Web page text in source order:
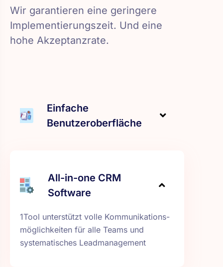
Wir garantieren eine geringere
Implementierungszeit. Und eine
hohe Akzeptanzrate.
Einfache
Benutzeroberfläche
All-in-one CRM
Software
1Tool unterstützt volle Kommuni­kations­
möglichkeiten für alle Teams und
systematisches Lead­manage­ment